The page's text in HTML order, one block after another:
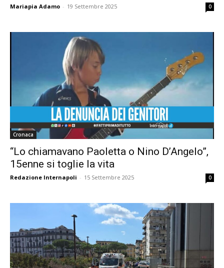
Mariapia Adamo - 19 Settembre 2025 0
Cronaca
“Lo chiamavano Paoletta o Nino D’Angelo”,
15enne si toglie la vita
Redazione Internapoli - 15 Settembre 2025 0